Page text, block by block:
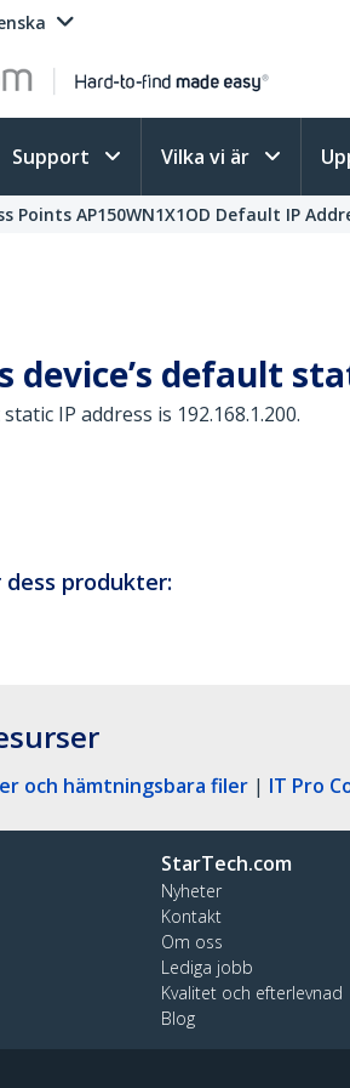
Support Vilka vi är
Points AP150WN1X1OD Default IP
device’s default
IP address is 192.168.1.200.
dess produkter:
och hämtningsbara filer | IT Pro
StarTech.com
Nyheter
Kontakt
Om oss
Lediga jobb
Kvalitet och efterlevnad
Blog